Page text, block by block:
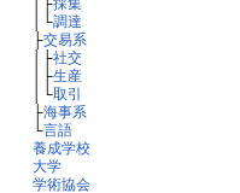
│└調達
├交易系
│├社交
│├生産
│└取引
├海事系
└言語
養成学校
大学
学術協会